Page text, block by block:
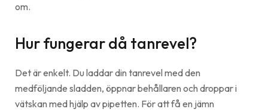
om.
Hur fungerar då tanrevel?
Det är enkelt. Du laddar din tanrevel med den
medföljande sladden, öppnar behållaren och droppar i
vätskan med hjälp av pipetten. För att få en jämn